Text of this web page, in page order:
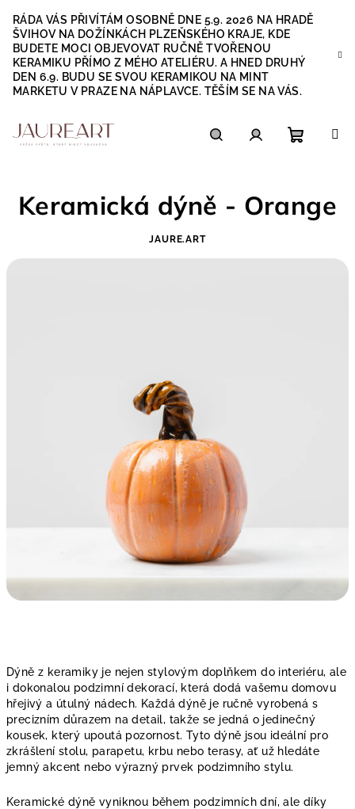
obsah
RÁDA VÁS PŘIVÍTÁM OSOBNĚ DNE 5.9. 2026 NA HRADĚ
ŠVIHOV NA DOŽÍNKÁCH PLZEŇSKÉHO KRAJE, KDE
BUDETE MOCI OBJEVOVAT RUČNĚ TVOŘENOU
KERAMIKU PŘÍMO Z MÉHO ATELIÉRU. A HNED DRUHÝ
DEN 6.9. BUDU SE SVOU KERAMIKOU NA MINT
MARKETU V PRAZE NA NÁPLAVCE. TĚŠÍM SE NA VÁS.
košík
Dýně z keramiky je nejen stylovým doplňkem do interiéru, ale
i dokonalou podzimní dekorací, která dodá vašemu domovu
hřejivý a útulný nádech. Každá dýně je ručně vyrobená s
precizním důrazem na detail, takže se jedná o jedinečný
kousek, který upoutá pozornost. Tyto dýně jsou ideální pro
zkrášlení stolu, parapetu, krbu nebo terasy, ať už hledáte
jemný akcent nebo výrazný prvek podzimního stylu.
Keramické dýně vyniknou během podzimních dní, ale díky
Keramická dýně - Orange
JAURE.ART